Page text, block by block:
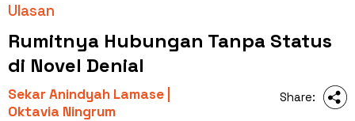
Ulasan
Rumitnya Hubungan Tanpa Status
di Novel Denial
Sekar Anindyah Lamase |
Oktavia Ningrum
Share: